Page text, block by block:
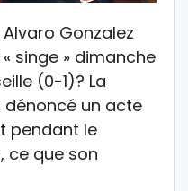
Gonzalez
singe » dimanche
(0-1)? La
dénoncé un acte
pendant le
ce que son